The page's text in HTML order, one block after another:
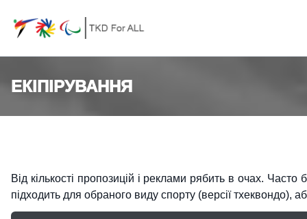
ЕКІПІРУВАННЯ
Від кількості пропозицій і реклами рябить в очах.
підходить для обраного виду спорту (версії